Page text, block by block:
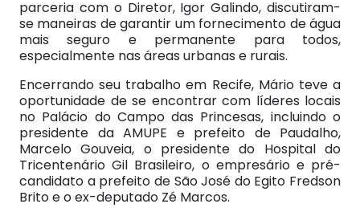
parceria com o Diretor, Igor Galindo, discutiram-
se maneiras de garantir um fornecimento de água
mais seguro e permanente para todos,
especialmente nas áreas urbanas e rurais.
Encerrando seu trabalho em Recife, Mário teve a
oportunidade de se encontrar com líderes locais
no Palácio do Campo das Princesas, incluindo o
presidente da AMUPE e prefeito de Paudalho,
Marcelo Gouveia, o presidente do Hospital do
Tricentenário Gil Brasileiro, o empresário e pré-
candidato a prefeito de São José do Egito Fredson
Brito e o ex-deputado Zé Marcos.